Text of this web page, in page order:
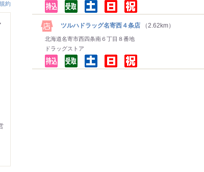
ツルハドラッグ名寄西４条店 （2.62km）
北海道名寄市西四条南６丁目８番地
ドラッグストア
約